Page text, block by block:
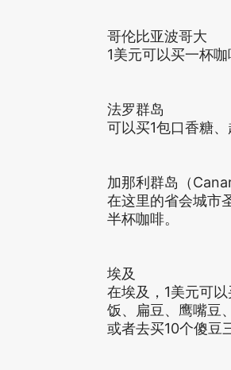
哥伦比亚波哥大
1美元可以买一杯
法罗群岛
可以买1包口香糖
加那利群岛（
在这里的省会城市
半杯咖啡。
埃及
在埃及，1美元可
饭、扁豆、鹰嘴豆
或者去买10个傻豆